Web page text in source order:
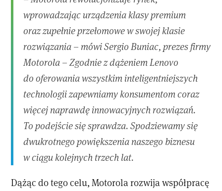
wprowadzając urządzenia klasy premium
oraz zupełnie przełomowe w swojej klasie
rozwiązania – mówi Sergio Buniac, prezes firmy
Motorola –Zgodnie z dążeniem Lenovo
do oferowania wszystkim inteligentniejszych
technologii zapewniamy konsumentom coraz
więcej naprawdę innowacyjnych rozwiązań.
To podejście się sprawdza. Spodziewamy się
dwukrotnego powiększenia naszego biznesu
w ciągu kolejnych trzech lat.
Dążąc do tego celu, Motorola rozwija współpracę